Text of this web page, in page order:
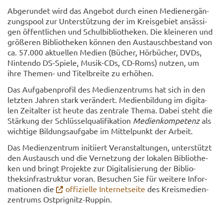
Ab­ge­run­det wird das An­ge­bot durch einen Me­di­en­er­gän­
zungs­pool zur Un­ter­stüt­zung der im Kreis­ge­biet an­säs­si­
gen öf­fent­li­chen und Schul­bi­blio­the­ken. Die klei­ne­ren und
grö­ße­ren Bi­blio­the­ken kön­nen den Aus­tausch­be­stand von
ca. 57.000 ak­tu­el­len Me­di­en (Bü­cher, Hör­bü­cher, DVDs,
Nin­ten­do DS-​Spiele, Musik-​CDs, CD-​Roms) nut­zen, um
ihre Themen-​ und Titel­brei­te zu er­hö­hen.
Das Auf­ga­ben­pro­fil des Me­di­en­zen­trums hat sich in den
letz­ten Jah­ren stark ver­än­dert. Me­di­en­bil­dung im di­gi­ta­
len Zeit­al­ter ist heute das zen­tra­le Thema. Dabei steht die
Stär­kung der Schlüs­sel­qua­li­fi­ka­ti­on Me­di­en­kom­pe­tenzals
wich­tige Bil­dungs­auf­ga­be im Mit­tel­punkt der Ar­beit.
Das Me­di­en­zen­trum in­iti­iert Ver­an­stal­tun­gen, un­ter­stützt
den Aus­tausch und die Ver­net­zung der lo­ka­len Bi­blio­the­
ken und bringt Pro­jek­te zur Di­gi­ta­li­sie­rung der Bi­blio­
theks­in­fra­struk­tur voran. Be­su­chen Sie für wei­te­re In­for­
ma­tio­nen die
of­fi­zi­el­le In­ter­net­seite des Kreis­me­di­en­
zen­trums Ostprignitz-​Ruppin.